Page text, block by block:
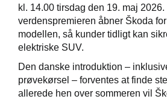
kl. 14.00 tirsdag den 19. maj
verdenspremieren åbner Škoda
modellen, så kunder tidligt kan
elektriske SUV.
Den danske introduktion –
prøvekørsel – forventes at finde
allerede hen over sommeren vil